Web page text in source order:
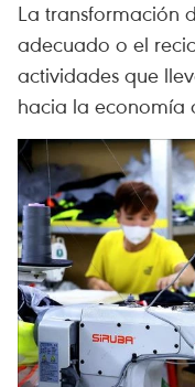
La transformación
adecuado o el
actividades que
hacia la economía